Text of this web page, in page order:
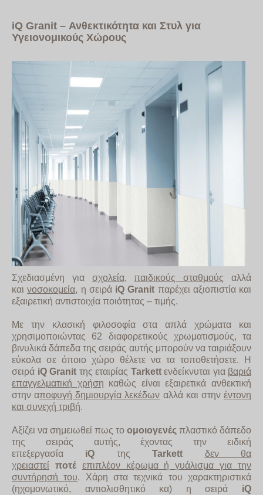
iQ Granit – Ανθεκτικότητα και Στυλ για
Υγειονομικούς Χώρους
Σχεδιασμένη για σχολεία,παιδικούς σταθμούς αλλά
καινοσοκομεία, η σειρά iQ Granit παρέχει αξιοπιστία και
εξαιρετική αντιστοιχία ποιότητας – τιμής.
Με την κλασική φιλοσοφία στα απλά χρώματα και
χρησιμοποιώντας 62 διαφορετικούς χρωματισμούς, τα
βινυλικά δάπεδα της σειράς αυτής μπορούν να ταιριάξουν
εύκολα σε όποιο χώρο θέλετε να τα τοποθετήσετε. Η
σειρά iQ Granit της εταιρίας Tarkettενδείκνυται για βαριά
επαγγελματική χρήση καθώς είναι εξαιρετικά ανθεκτική
στην αποφυγή δημιουργία λεκέδων αλλά και στηνέντονη
και συνεχή τριβή.
Αξίζει να σημειωθεί πως το ομοιογενές πλαστικό δάπεδο
της σειράς αυτής, έχοντας την ειδική
επεξεργασία iQ τηςTarkett
δεν θα
χρειαστεί
ποτέ επιπλέον κέρωμα ή γυάλισμα για την
συντήρησή του. Χάρη στα τεχνικά του χαρακτηριστικά
(ηχομονωτικό, αντιολισθητικό κα) η σειρά iQ